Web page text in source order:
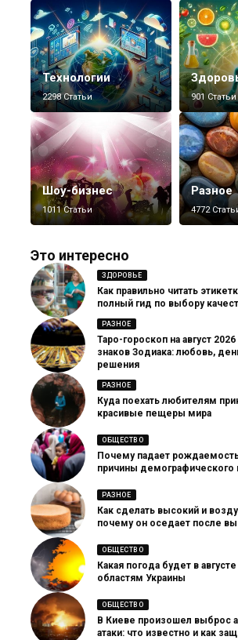
Технологии
2298 Статьи 901 Статьи
Шоу-бизнес
1011 Статьи
Разное
4772
Это интересно
ЗДОРОВЬЕ
Как правильно читать
полный гид по выбору
РАЗНОЕ
Таро-гороскоп на август
знаков Зодиака: любовь,
решения
РАЗНОЕ
Куда поехать любителям
красивые пещеры мира
ОБЩЕСТВО
Почему падает
причины демографического
РАЗНОЕ
Как сделать высокий и
почему он оседает после
ОБЩЕСТВО
Какая погода будет в
областям Украины
ОБЩЕСТВО
В Киеве произошел выброс
атаки: что известно и как